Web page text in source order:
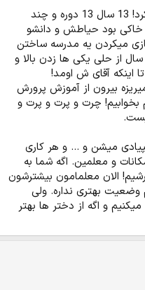
خداییش ... زد به مدرسه ما! خرابش کرد! 13 سال 13 دوره و چند
خاکی بود حیاطش و دانشو
میکردن یه مدرسه ساختن
که عالی بود. دانشو آموزاش بعد از 10 سال از حلی یکی ها زدن بالا و
اینکه آقای ش اومد!
بیرون از آموزش پرورش
بخوابیم! چرت و پرت و پرت و
میشن و ... و هر کاری
و معلمین. اگه شما به
الان معلمامون بیشترشون
وضعیت بهتری نداره. ولی
و اگه از دختر ها بهتر